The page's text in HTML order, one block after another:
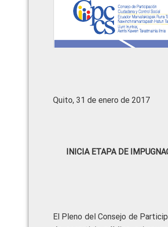
Quito, 31 de enero de 2017
INICIA ETAPA DE
El Pleno del Consejo de